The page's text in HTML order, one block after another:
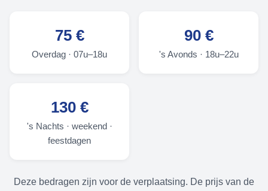
75 €
Overdag · 07u–18u
90 €
's Avonds · 18u–22u
130 €
's Nachts · weekend ·
feestdagen
Deze bedragen zijn voor de verplaatsing. De prijs van de